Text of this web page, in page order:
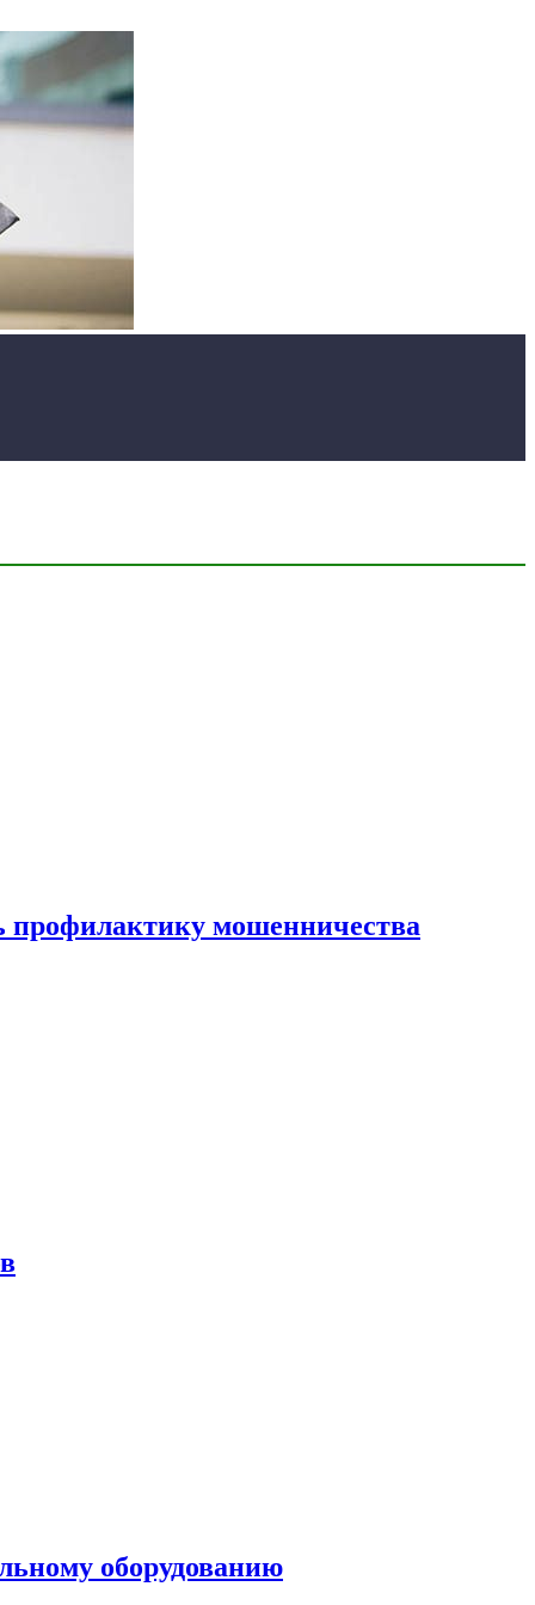
профилактику мошенничества
оборудованию